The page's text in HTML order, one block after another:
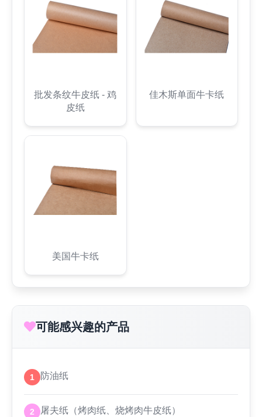
批发条纹牛皮纸 - 鸡
皮纸
佳木斯单面牛卡纸
美国牛卡纸
可能感兴趣的产品
1 防油纸
2 屠夫纸（烤肉纸、烧烤肉牛皮纸）